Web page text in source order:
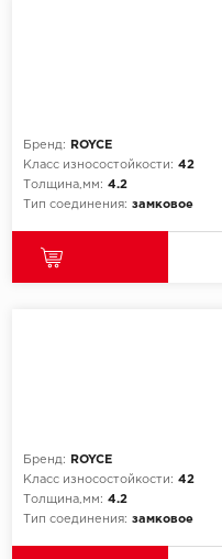
Бренд:
ROYCE
Класс износостойкости: 42
Толщина,мм: 4.2
Тип соединения: замковое
Бренд:
ROYCE
Класс износостойкости: 42
Толщина,мм: 4.2
Тип соединения: замковое